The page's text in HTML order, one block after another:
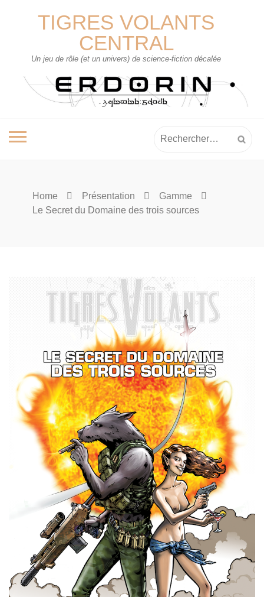
TIGRES VOLANTS
CENTRAL
Un jeu de rôle (et un univers) de science-fiction décalée
Home Présentation
Gamme
Le Secret du Domaine des trois sources